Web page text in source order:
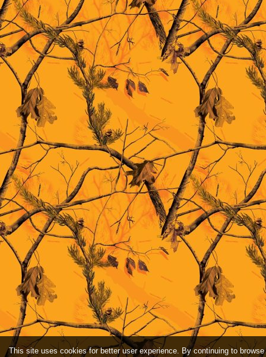
This site uses cookies for better user experience. By continuing to